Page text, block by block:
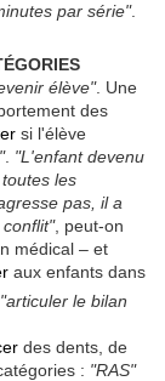
par série".
élève". Une
des
si l'élève
. "L'enfant devenu
les
pas, il a
, peut-on
médical – et
aux enfants dans
"articuler le bilan
des dents, de
: "RAS"